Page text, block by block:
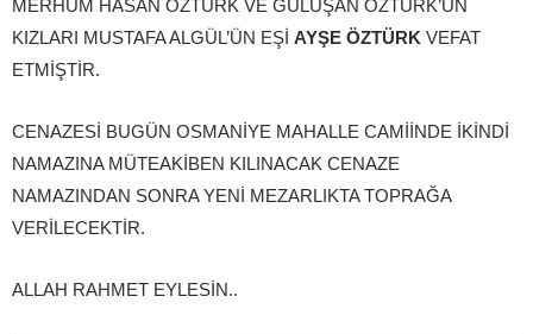
MERHUM HASAN ÖZTÜRK VE GÜLÜŞAN ÖZTÜRK’ÜN
KIZLARI MUSTAFA ALGÜL’ÜN EŞİ AYŞE ÖZTÜRK VEFAT
ETMİŞTİR.
CENAZESİ BUGÜN OSMANİYE MAHALLE CAMİİNDE İKİNDİ
NAMAZINA MÜTEAKİBEN KILINACAK CENAZE
NAMAZINDAN SONRA YENİ MEZARLIKTA TOPRAĞA
VERİLECEKTİR.
ALLAH RAHMET EYLESİN..